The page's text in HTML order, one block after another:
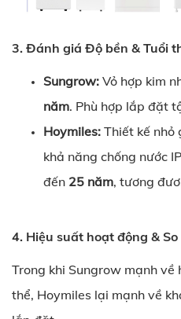
3. Đánh giá Độ bền & Tuổi
Sungrow: Vỏ hợp kim
năm. Phù hợp lắp đặt
Hoymiles: Thiết kế nhỏ
khả năng chống nước
đến 25 năm, tương
4. Hiệu suất hoạt động & So
Trong khi Sungrow mạnh về
thể, Hoymiles lại mạnh về